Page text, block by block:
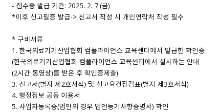
- 접수증 발급 기간: 2025. 2. 7.（금）
*이후 신고필증 발급-> 신고서 작성 시 개인연락처 작성 필수
* 구비서류
1. 한국의료기기산업협회 컴플라이언스 교육센터에서 발급한 확인증
（한국의료기기산업협회 컴플라이언스 교육센터에서 실시하는 안내
（2시간 동영상）를 받은 후 확인증제출）
3. 신고서（별지 제2호서식） 및 신고요건점검표（별지 제3호서식）
4. 행정정보 공동 이용서
5. 사업자등록증（법인의 경우 법인등기사항증명서） 확인